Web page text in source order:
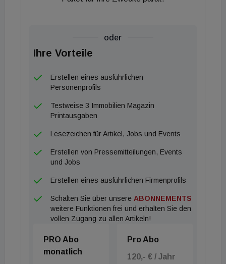
Bahnhofs und der Autobahnauffahrt. Sämtliche
rund 25 Minuten erreichbar. Die Vermarktung des
Projekts übernimmt IMMOcontract.
oder
Ihre Vorteile
Erstellen eines ausführlichen
Personenprofils
Testweise 3 Immobilien Magazin
Printausgaben
Lesezeichen für Artikel, Jobs und Events
Erstellen von Pressemitteilungen, Events
und Jobs
Erstellen eines ausführlichen Firmenprofils
Schalten Sie über unsere ABONNEMENTS
weitere Funktionen frei und erhalten Sie den
vollen Zugang zu allen Artikeln!
PRO Abo
monatlich
Pro Abo
120,- € / Jahr